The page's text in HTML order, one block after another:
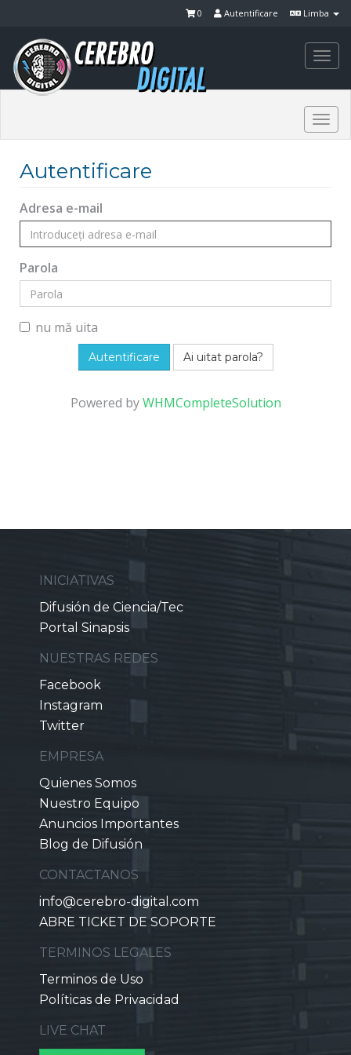
Limba
Autentificare
0
Autentificare
Adresa e-mail
Parola
nu mă uita
Ai uitat parola?
Powered byWHMCompleteSolution
INICIATIVAS
Difusión de Ciencia/Tec
Portal Sinapsis
NUESTRAS REDES
Facebook
Instagram
Twitter
EMPRESA
Quienes Somos
Nuestro Equipo
Anuncios Importantes
Blog de Difusión
CONTACTANOS
info@cerebro-digital.com
ABRE TICKET DE SOPORTE
TERMINOS LEGALES
Terminos de Uso
Políticas de Privacidad
LIVE CHAT